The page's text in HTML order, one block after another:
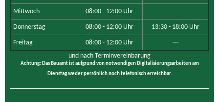
Mittwoch 08:00 - 12:00 Uhr ---
Donnerstag 08:00 - 12:00 Uhr 13:30 - 18:00 Uhr
Freitag 08:00 - 12:00 Uhr
---
und nach Terminvereinbarung
Achtung: Das Bauamt ist aufgrund von notwendigen Digitalisierungsarbeiten am
Dienstag weder persönlich noch telefonisch erreichbar.